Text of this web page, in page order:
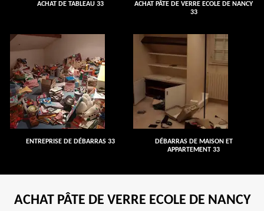
ACHAT DE TABLEAU 33
ACHAT PÂTE DE VERRE ECOLE DE NANCY
33
ENTREPRISE DE DÉBARRAS 33
DÉBARRAS DE MAISON ET
APPARTEMENT 33
ACHAT PÂTE DE VERRE ECOLE DE NANCY